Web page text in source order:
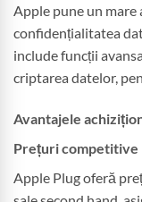
Apple pune un mare
confidențialitatea
include funcții
criptarea datelor,
Avantajele
Prețuri competitive
Apple Plug oferă